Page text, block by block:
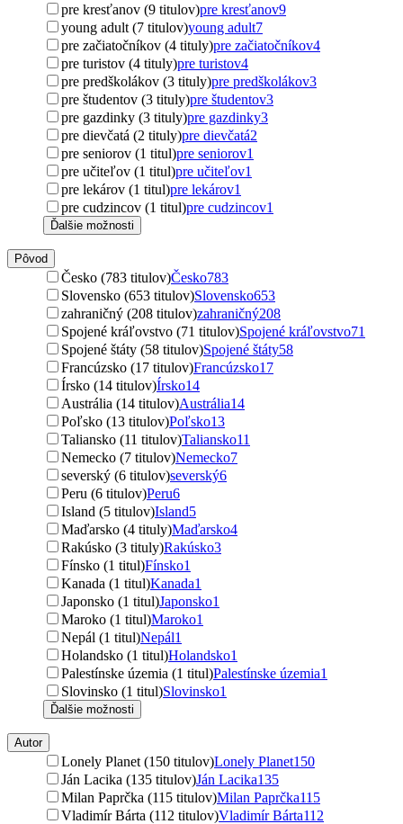
pre kresťanov (9 titulov)pre kresťanov9
young adult (7 titulov)young adult7
pre začiatočníkov (4 tituly)pre začiatočníkov4
pre turistov (4 tituly)pre turistov4
pre predškolákov (3 tituly)pre predškolákov3
pre študentov (3 tituly)pre študentov3
pre gazdinky (3 tituly)pre gazdinky3
pre dievčatá (2 tituly)pre dievčatá2
pre seniorov (1 titul)pre seniorov1
pre učiteľov (1 titul)pre učiteľov1
pre lekárov (1 titul)pre lekárov1
pre cudzincov (1 titul)pre cudzincov1
Ďalšie možnosti
Pôvod
Česko (783 titulov)Česko783
Slovensko (653 titulov)Slovensko653
zahraničný (208 titulov)zahraničný208
Spojené kráľovstvo (71 titulov)Spojené kráľovstvo71
Spojené štáty (58 titulov)Spojené štáty58
Francúzsko (17 titulov)Francúzsko17
Írsko (14 titulov)Írsko14
Austrália (14 titulov)Austrália14
Poľsko (13 titulov)Poľsko13
Taliansko (11 titulov)Taliansko11
Nemecko (7 titulov)Nemecko7
severský (6 titulov)severský6
Peru (6 titulov)Peru6
Island (5 titulov)Island5
Maďarsko (4 tituly)Maďarsko4
Rakúsko (3 tituly)Rakúsko3
Fínsko (1 titul)Fínsko1
Kanada (1 titul)Kanada1
Japonsko (1 titul)Japonsko1
Maroko (1 titul)Maroko1
Nepál (1 titul)Nepál1
Holandsko (1 titul)Holandsko1
Palestínske územia (1 titul)Palestínske územia1
Slovinsko (1 titul)Slovinsko1
Ďalšie možnosti
Autor
Lonely Planet (150 titulov)Lonely Planet150
Ján Lacika (135 titulov)Ján Lacika135
Milan Paprčka (115 titulov)Milan Paprčka115
Vladimír Bárta (112 titulov)Vladimír Bárta112